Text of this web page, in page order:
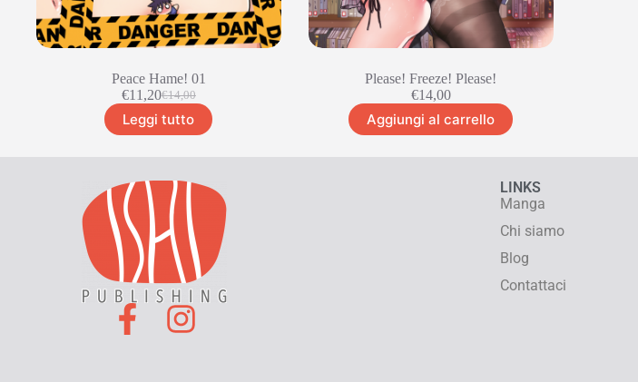
Peace Hame! 01
€14,00
€11,20
Leggi tutto
Please! Freeze! Please!
€14,00
Aggiungi al carrello
LINKS
Manga
Chi siamo
Blog
Contattaci